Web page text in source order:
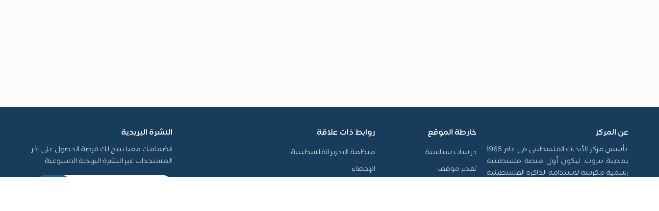
عن المركز
تأسس مركز الأبحاث الفلسطيني في عام 1965
بمدينة بيروت، ليكون أول منصة فلسطينية
رسمية مكرسة لاستدامة الذاكرة الفلسطينية
خارطة الموقع
دراسات سياسية
تقدير موقف
روابط ذات علاقة
منظمة التحرير الفلسطينية
الإحصاء
النشرة البريدية
انضمامك معنا يتيح لك فرصة الحصول على اخر
المستجدات عبر النشرة البريدية الاسبوعية